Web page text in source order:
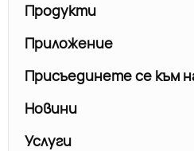
Продукти
Приложение
Присъединете се към
Новини
Услуги